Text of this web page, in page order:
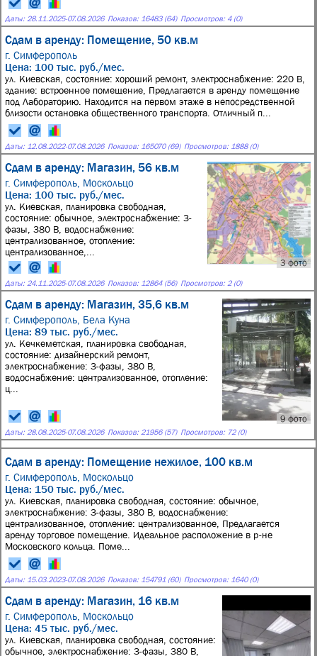
Даты: 28.11.2025-07.08.2026 Показов: 16483 (64) Просмотров: 4 (0)
Сдам в аренду: Помещение, 50 кв.м
г. Симферополь
Цена: 100 тыс. руб./мес.
ул. Киевская, состояние: хороший ремонт, электроснабжение: 220 В,
здание: встроенное помещение, Предлагается в аренду помещение
под Лабораторию. Находится на первом этаже в непосредственной
близости остановка общественного транспорта. Отличный п...
Даты: 12.08.2022-07.08.2026 Показов: 165070 (69) Просмотров: 1888 (0)
Сдам в аренду: Магазин, 56 кв.м
г. Симферополь, Москольцо
3 фото
Цена: 100 тыс. руб./мес.
ул. Киевская, планировка свободная,
состояние: обычное, электроснабжение: 3-
фазы, 380 В, водоснабжение:
централизованное, отопление:
централизованное,...
Даты: 24.11.2025-07.08.2026 Показов: 12864 (56) Просмотров: 2 (0)
Сдам в аренду: Магазин, 35,6 кв.м
г. Симферополь, Бела Куна
9 фото
Цена: 89 тыс. руб./мес.
ул. Кечкеметская, планировка свободная,
состояние: дизайнерский ремонт,
электроснабжение: 3-фазы, 380 В,
водоснабжение: централизованное, отопление:
ц...
Даты: 28.08.2025-07.08.2026 Показов: 21956 (57) Просмотров: 72 (0)
Сдам в аренду: Помещение нежилое, 100 кв.м
г. Симферополь, Москольцо
Цена: 150 тыс. руб./мес.
ул. Киевская, планировка свободная, состояние: обычное,
электроснабжение: 3-фазы, 380 В, водоснабжение:
централизованное, отопление: централизованное, Предлагается
аренду торговое помещение. Идеальное расположение в р-не
Московского кольца. Поме...
Даты: 15.03.2023-07.08.2026 Показов: 154791 (60) Просмотров: 1640 (0)
Сдам в аренду: Магазин, 16 кв.м
г. Симферополь, Москольцо
Цена: 45 тыс. руб./мес.
ул. Киевская, планировка свободная, состояние:
обычное, электроснабжение: 3-фазы, 380 В,